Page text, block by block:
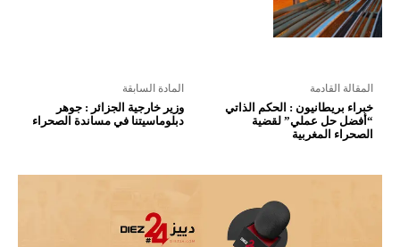
المادة السابقة
وزير خارجية الجزائر : جوهر
دبلوماسيتنا في مساندة الصحراء
المقالة القادمة
خبراء بريطانيون : الحكم الذاتي
“أفضل حل عملي” لقضية
الصحراء المغربية